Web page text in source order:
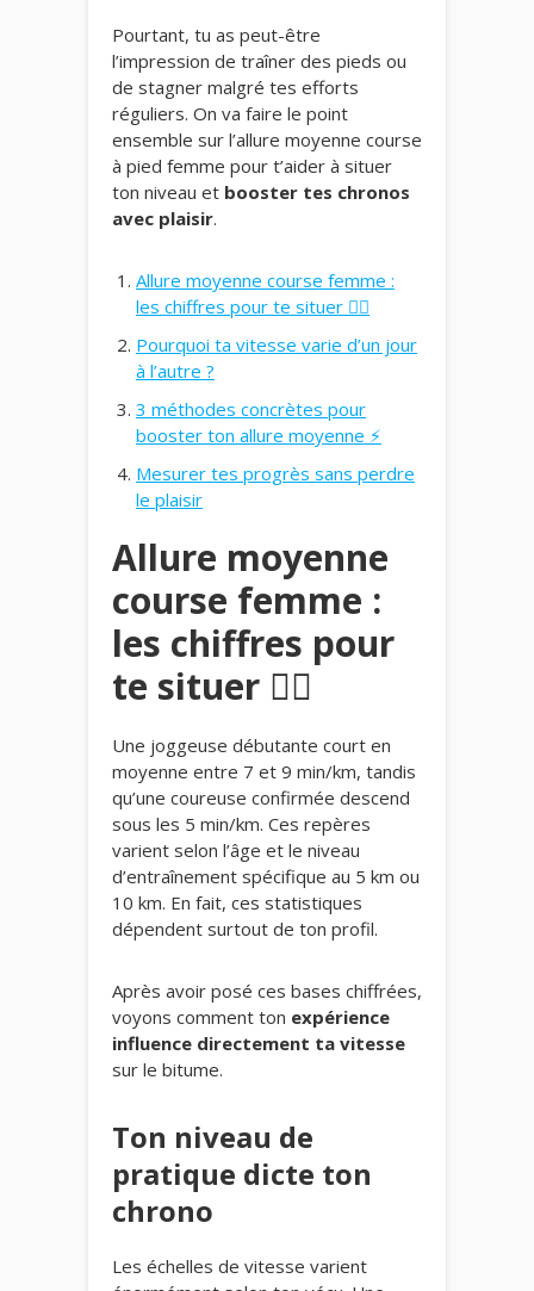
Pourtant, tu as peut-être
l’impression de traîner des pieds ou
de stagner malgré tes efforts
réguliers. On va faire le point
ensemble sur l’allure moyenne course
à pied femme pour t’aider à situer
ton niveau et booster tes chronos
avec plaisir.
Allure moyenne course femme :
les chiffres pour te situer 🏃‍♀️
Pourquoi ta vitesse varie d’un jour
à l’autre ?
3 méthodes concrètes pour
booster ton allure moyenne ⚡
Mesurer tes progrès sans perdre
le plaisir
Allure moyenne
course femme :
les chiffres pour
te situer 🏃‍♀️
Une joggeuse débutante court en
moyenne entre 7 et 9 min/km, tandis
qu’une coureuse confirmée descend
sous les 5 min/km. Ces repères
varient selon l’âge et le niveau
d’entraînement spécifique au 5 km ou
10 km. En fait, ces statistiques
dépendent surtout de ton profil.
Après avoir posé ces bases chiffrées,
voyons comment ton expérience
influence directement ta vitesse
sur le bitume.
Ton niveau de
pratique dicte ton
chrono
Les échelles de vitesse varient